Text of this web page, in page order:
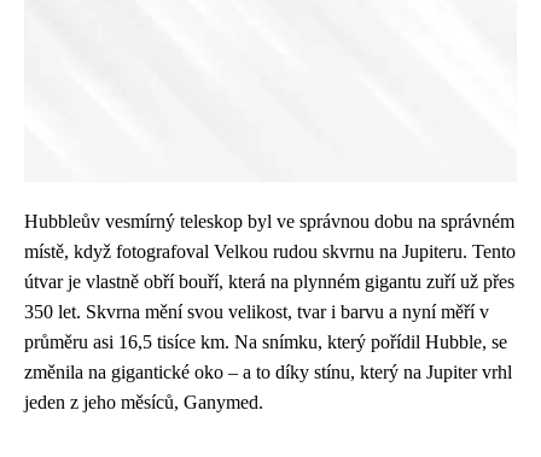
Hubbleův vesmírný teleskop byl ve správnou dobu na správném
místě, když fotografoval Velkou rudou skvrnu na Jupiteru. Tento
útvar je vlastně obří bouří, která na plynném gigantu zuří už přes
350 let. Skvrna mění svou velikost, tvar i barvu a nyní měří v
průměru asi 16,5 tisíce km. Na snímku, který pořídil Hubble, se
změnila na gigantické oko – a to díky stínu, který na Jupiter vrhl
jeden z jeho měsíců, Ganymed.